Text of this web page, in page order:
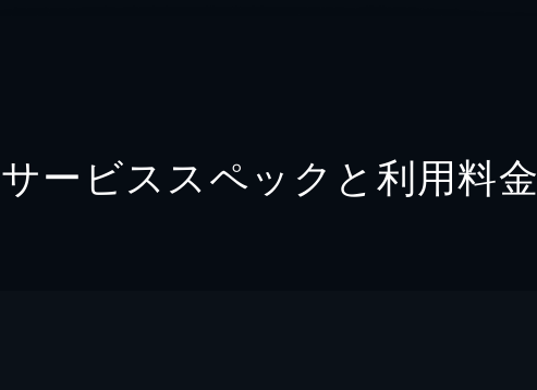
サービススペックと利用料金